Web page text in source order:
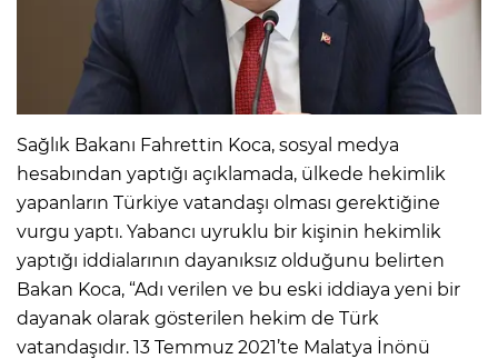
Sağlık Bakanı Fahrettin Koca, sosyal medya
hesabından yaptığı açıklamada, ülkede hekimlik
yapanların Türkiye vatandaşı olması gerektiğine
vurgu yaptı. Yabancı uyruklu bir kişinin hekimlik
yaptığı iddialarının dayanıksız olduğunu belirten
Bakan Koca, “Adı verilen ve bu eski iddiaya yeni bir
dayanak olarak gösterilen hekim de Türk
vatandaşıdır. 13 Temmuz 2021’te Malatya İnönü